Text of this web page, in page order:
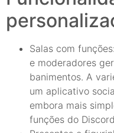
Salas com
e moderadores
banimentos. A
um aplicativo
embora mais
funções do